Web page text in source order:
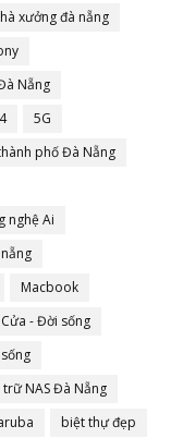
xưởng đà nẵng
Nẵng
5G
phố Đà Nẵng
nghệ Ai
Macbook
- Đời sống
NAS Đà Nẵng
biệt thự đẹp